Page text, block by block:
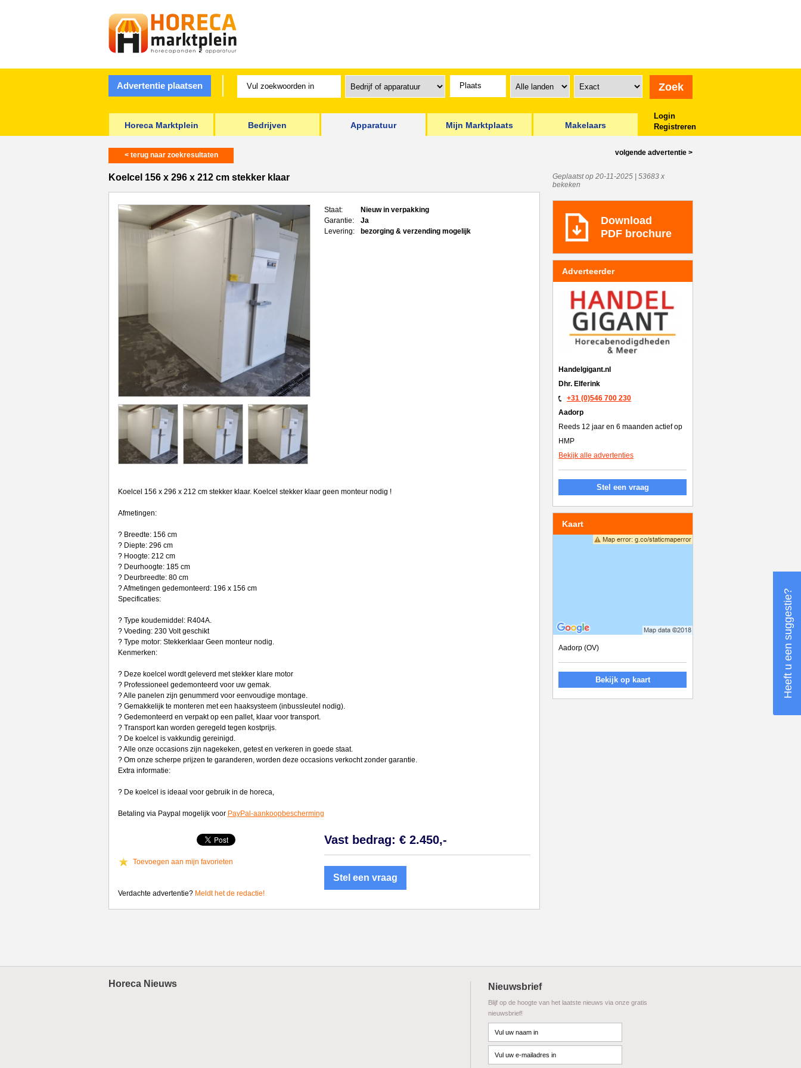
Advertentie plaatsen
Horeca Marktplein Bedrijven Apparatuur Mijn Marktplaats Makelaars
Login
Registreren
< terug naar zoekresultaten volgende advertentie >
Koelcel 156 x 296 x 212 cm stekker klaar
Staat:
Nieuw in verpakking
Garantie:
Ja
Levering:
bezorging & verzending mogelijk
Koelcel 156 x 296 x 212 cm stekker klaar. Koelcel stekker klaar geen monteur nodig !
Afmetingen:
? Breedte: 156 cm
? Diepte: 296 cm
? Hoogte: 212 cm
? Deurhoogte: 185 cm
? Deurbreedte: 80 cm
? Afmetingen gedemonteerd: 196 x 156 cm
Specificaties:
? Type koudemiddel: R404A.
? Voeding: 230 Volt geschikt
? Type motor: Stekkerklaar Geen monteur nodig.
Kenmerken:
? Deze koelcel wordt geleverd met stekker klare motor
? Professioneel gedemonteerd voor uw gemak.
? Alle panelen zijn genummerd voor eenvoudige montage.
? Gemakkelijk te monteren met een haaksysteem (inbussleutel nodig).
? Gedemonteerd en verpakt op een pallet, klaar voor transport.
? Transport kan worden geregeld tegen kostprijs.
? De koelcel is vakkundig gereinigd.
? Alle onze occasions zijn nagekeken, getest en verkeren in goede staat.
? Om onze scherpe prijzen te garanderen, worden deze occasions verkocht zonder garantie.
Extra informatie:
? De koelcel is ideaal voor gebruik in de horeca,
Betaling via Paypal mogelijk voor PayPal-aankoopbescherming
Toevoegen aan mijn favorieten
Vast bedrag: € 2.450,-
Stel een vraag
Verdachte advertentie? Meldt het de redactie!
Geplaatst op 20-11-2025 | 53683 x
bekeken
Download
PDF brochure
Adverteerder
Handelgigant.nl
Dhr. Elferink
+31 (0)546 700 230
Aadorp
Reeds 12 jaar en 6 maanden actief op
HMP
Bekijk alle advertenties
Stel een vraag
Kaart
Aadorp (OV)
Bekijk op kaart
Horeca Nieuws Nieuwsbrief
Blijf op de hoogte van het laatste nieuws via onze gratis
nieuwsbrief!
Heeft u een suggestie?